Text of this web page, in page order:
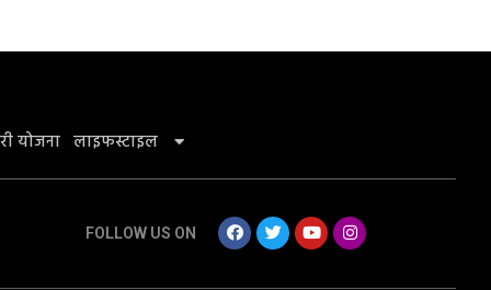
योजना लाइफस्टाइल
FOLLOW US ON